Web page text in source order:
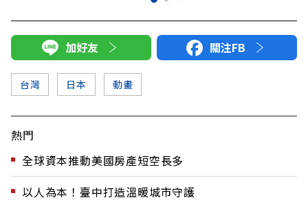
加好友 關注FB
台灣 日本 動畫
熱門
全球資本推動美國房產短空長多
以人為本！臺中打造溫暖城市守護